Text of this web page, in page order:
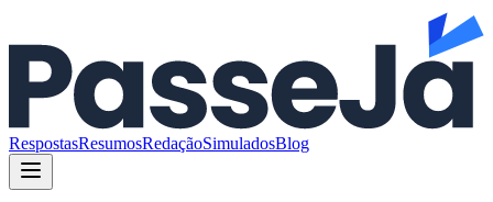
RespostasResumosRedaçãoSimuladosBlog